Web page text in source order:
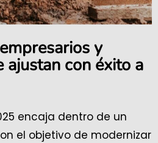
y
ajustan con éxito a
encaja dentro de un
el objetivo de modernizar